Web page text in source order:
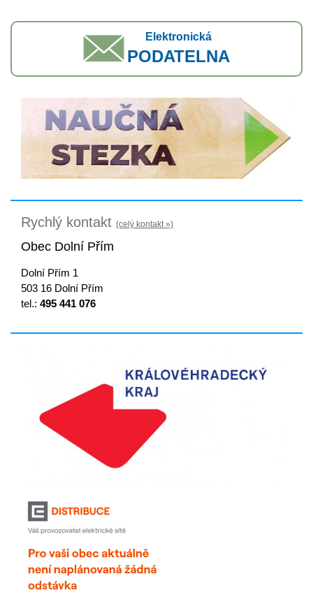
Elektronická
PODATELNA
Rychlý kontakt (celý kontakt »)
Obec Dolní Přím
Dolní Přím 1
503 16 Dolní Přím
tel.: 495 441 076